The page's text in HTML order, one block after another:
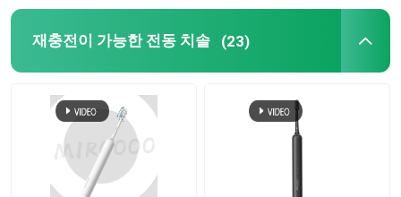
재충전이 가능한 전동 치솔 (23)